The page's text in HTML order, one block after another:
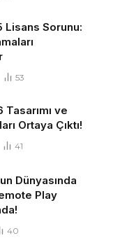
Lisans Sorunu:
53
ve
Ortaya Çıktı!
41
Dünyasında
Play
40